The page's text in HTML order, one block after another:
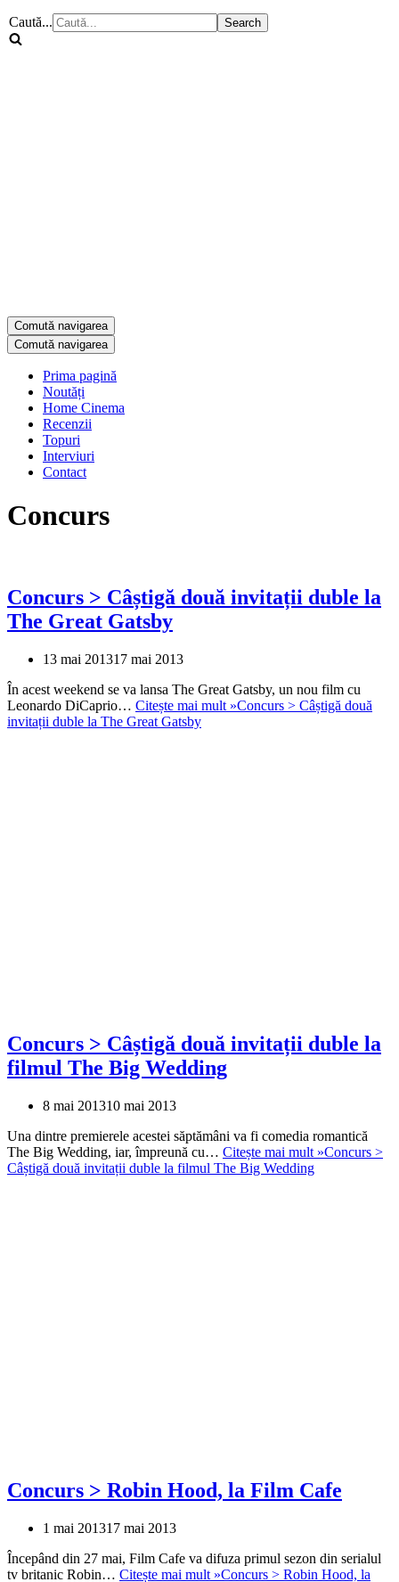
Caută...
Comută navigarea
Comută navigarea
Prima pagină
Noutăți
Home Cinema
Recenzii
Topuri
Interviuri
Contact
Concurs
Concurs > Câștigă două invitații duble la
The Great Gatsby
13 mai 201317 mai 2013
În acest weekend se va lansa The Great Gatsby, un nou film cu
Leonardo DiCaprio… Citește mai mult »Concurs > Câștigă două
invitații duble la The Great Gatsby
Concurs > Câștigă două invitații duble la
filmul The Big Wedding
8 mai 201310 mai 2013
Una dintre premierele acestei săptămâni va fi comedia romantică
The Big Wedding, iar, împreună cu… Citește mai mult »Concurs >
Câștigă două invitații duble la filmul The Big Wedding
Concurs > Robin Hood, la Film Cafe
1 mai 201317 mai 2013
Începând din 27 mai, Film Cafe va difuza primul sezon din serialul
tv britanic Robin… Citește mai mult »Concurs > Robin Hood, la